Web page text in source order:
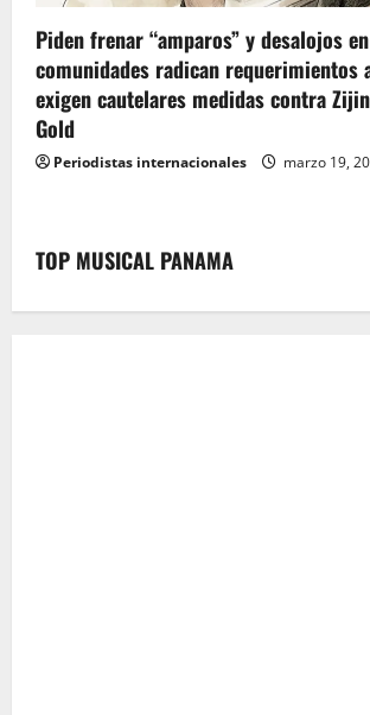
Piden frenar “amparos” y desalojos
comunidades radican requerimientos
exigen cautelares medidas contra
Gold
Periodistas internacionales marzo 19,
TOP MUSICAL PANAMA